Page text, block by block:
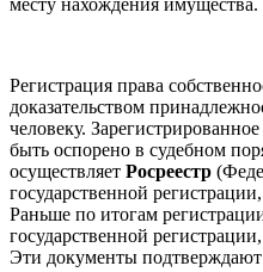
месту нахождения имущества.
Регистрация права
доказательством
человеку.
быть оспорено в судебном
осуществляет Росреестр
государственной
Раньше по итогам
государственной
Эти документы